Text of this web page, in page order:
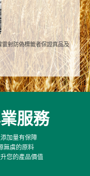
射防偽標籤者保證真品及
服務
加量有保障
無虞的原料
您的產品價值